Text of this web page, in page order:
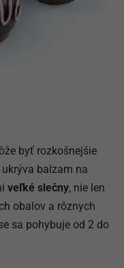
byť rozkošnejšie
balzam na
veľké slečny, nie len
obalov a rôznych
sa pohybuje od 2 do